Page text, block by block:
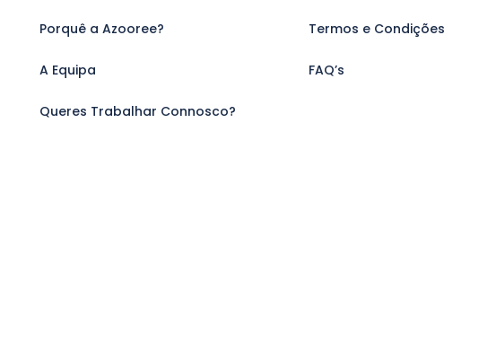
Porquê a Azooree?
A Equipa
Queres Trabalhar Connosco?
Termos e Condições
FAQ’s